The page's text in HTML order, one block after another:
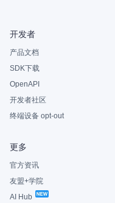
开发者
产品文档
SDK下载
OpenAPI
开发者社区
终端设备 opt-out
更多
官方资讯
友盟+学院
AI Hub